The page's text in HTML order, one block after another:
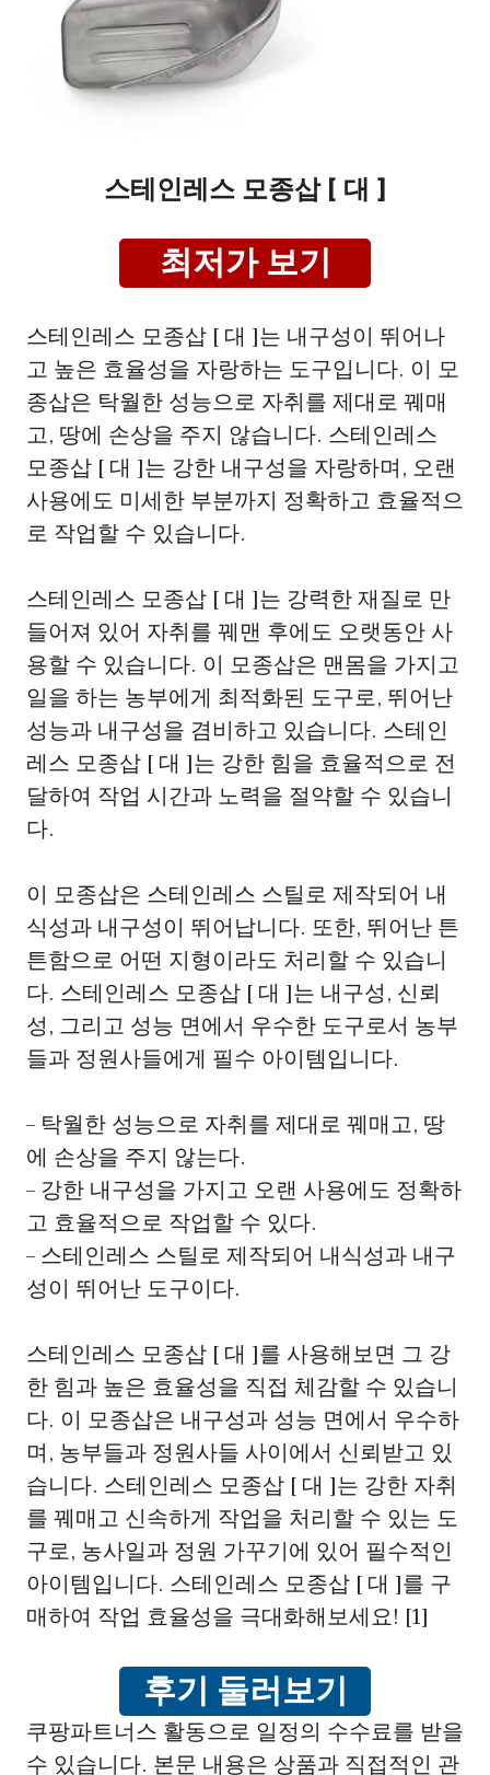
스테인레스 모종삽 [ 대 ]
최저가 보기
스테인레스 모종삽 [ 대 ]는 내구성이 뛰어나
고 높은 효율성을 자랑하는 도구입니다. 이 모
종삽은 탁월한 성능으로 자취를 제대로 꿰매
고, 땅에 손상을 주지 않습니다. 스테인레스
모종삽 [ 대 ]는 강한 내구성을 자랑하며, 오랜
사용에도 미세한 부분까지 정확하고 효율적으
로 작업할 수 있습니다.
스테인레스 모종삽 [ 대 ]는 강력한 재질로 만
들어져 있어 자취를 꿰맨 후에도 오랫동안 사
용할 수 있습니다. 이 모종삽은 맨몸을 가지고
일을 하는 농부에게 최적화된 도구로, 뛰어난
성능과 내구성을 겸비하고 있습니다. 스테인
레스 모종삽 [ 대 ]는 강한 힘을 효율적으로 전
달하여 작업 시간과 노력을 절약할 수 있습니
다.
이 모종삽은 스테인레스 스틸로 제작되어 내
식성과 내구성이 뛰어납니다. 또한, 뛰어난 튼
튼함으로 어떤 지형이라도 처리할 수 있습니
다. 스테인레스 모종삽 [ 대 ]는 내구성, 신뢰
성, 그리고 성능 면에서 우수한 도구로서 농부
들과 정원사들에게 필수 아이템입니다.
– 탁월한 성능으로 자취를 제대로 꿰매고, 땅
에 손상을 주지 않는다.
– 강한 내구성을 가지고 오랜 사용에도 정확하
고 효율적으로 작업할 수 있다.
– 스테인레스 스틸로 제작되어 내식성과 내구
성이 뛰어난 도구이다.
스테인레스 모종삽 [ 대 ]를 사용해보면 그 강
한 힘과 높은 효율성을 직접 체감할 수 있습니
다. 이 모종삽은 내구성과 성능 면에서 우수하
며, 농부들과 정원사들 사이에서 신뢰받고 있
습니다. 스테인레스 모종삽 [ 대 ]는 강한 자취
를 꿰매고 신속하게 작업을 처리할 수 있는 도
구로, 농사일과 정원 가꾸기에 있어 필수적인
아이템입니다. 스테인레스 모종삽 [ 대 ]를 구
매하여 작업 효율성을 극대화해보세요! [1]
후기 둘러보기
쿠팡파트너스 활동으로 일정의 수수료를 받을
수 있습니다. 본문 내용은 상품과 직접적인 관